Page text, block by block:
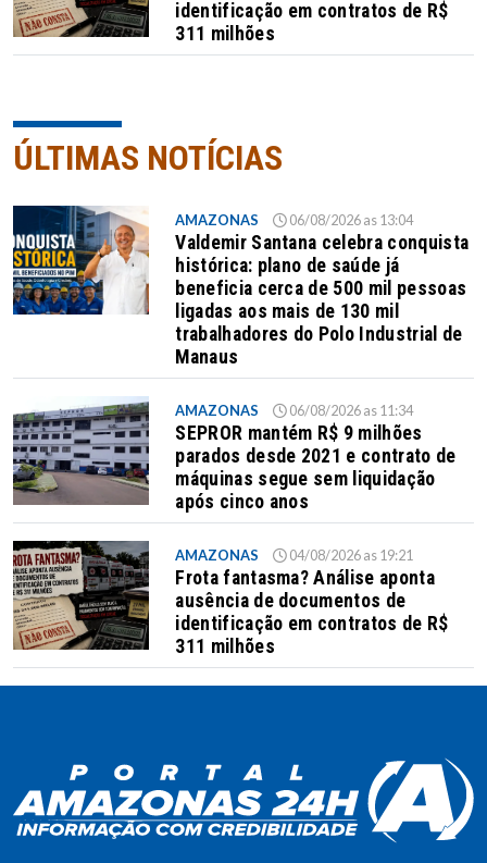
identificação em contratos de R$
311 milhões
ÚLTIMAS NOTÍCIAS
AMAZONAS 06/08/2026 as 13:04
Valdemir Santana celebra conquista
histórica: plano de saúde já
beneficia cerca de 500 mil pessoas
ligadas aos mais de 130 mil
trabalhadores do Polo Industrial de
Manaus
AMAZONAS 06/08/2026 as 11:34
SEPROR mantém R$ 9 milhões
parados desde 2021 e contrato de
máquinas segue sem liquidação
após cinco anos
AMAZONAS 04/08/2026 as 19:21
Frota fantasma? Análise aponta
ausência de documentos de
identificação em contratos de R$
311 milhões